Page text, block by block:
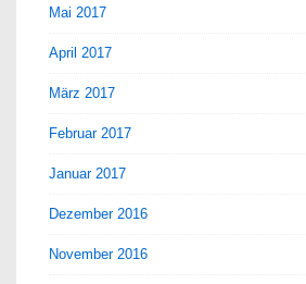
Mai 2017
April 2017
März 2017
Februar 2017
Januar 2017
Dezember 2016
November 2016